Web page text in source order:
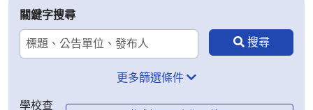
關鍵字搜尋
更多篩選條件
學校查